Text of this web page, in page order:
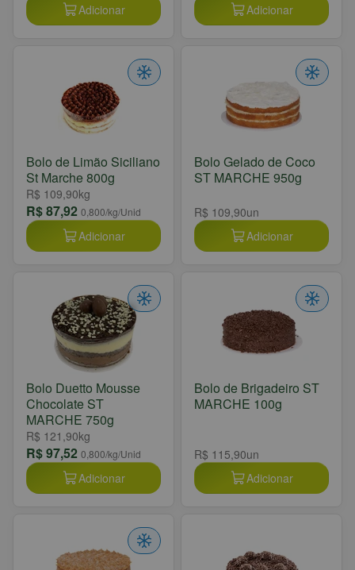
Adicionar
Adicionar
Bolo de Limão Siciliano
St Marche 800g
R$ 109,90kg
R$ 87,92 0,800/kg/Unid
Adicionar
Bolo Gelado de Coco
ST MARCHE 950g
R$ 109,90un
Adicionar
Bolo Duetto Mousse
Chocolate ST
MARCHE 750g
R$ 121,90kg
R$ 97,52 0,800/kg/Unid
Adicionar
Bolo de Brigadeiro ST
MARCHE 100g
R$ 115,90un
Adicionar